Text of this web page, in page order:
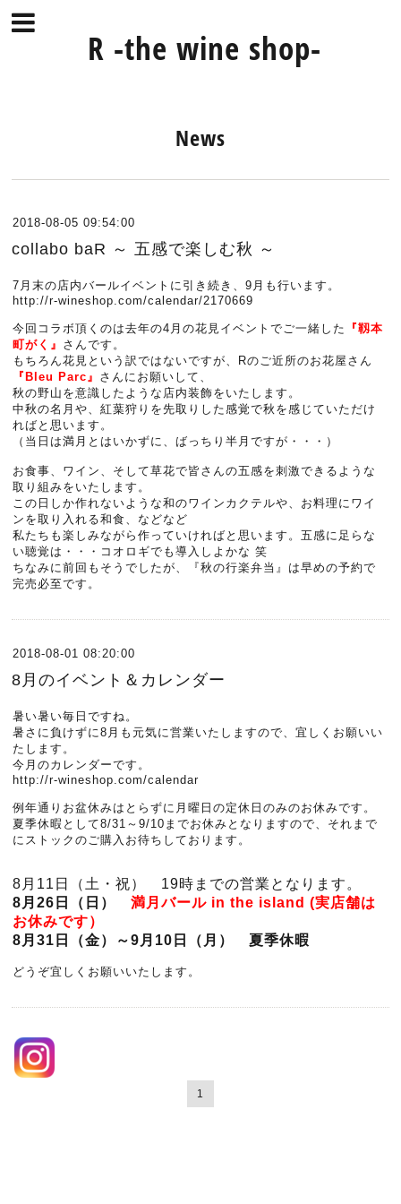
R -the wine shop-
News
2018-08-05 09:54:00
collabo baR ～ 五感で楽しむ秋 ～
7月末の店内バールイベントに引き続き、9月も行います。
http://r-wineshop.com/calendar/2170669
今回コラボ頂くのは去年の4月の花見イベントでご一緒した
『靱本
町がく』 さんです。
もちろん花見という訳ではないですが、Rのご近所のお花屋さん
『Bleu Parc』 さんにお願いして、
秋の野山を意識したような店内装飾をいたします。
中秋の名月や、紅葉狩りを先取りした感覚で秋を感じていただけ
ればと思います。
（当日は満月とはいかずに、ばっちり半月ですが・・・）
お食事、ワイン、そして草花で皆さんの五感を刺激できるような
取り組みをいたします。
この日しか作れないような和のワインカクテルや、お料理にワイ
ンを取り入れる和食、などなど
私たちも楽しみながら作っていければと思います。五感に足らな
い聴覚は・・・コオロギでも導入しよかな 笑
ちなみに前回もそうでしたが、『秋の行楽弁当』は早めの予約で
完売必至です。
2018-08-01 08:20:00
8月のイベント＆カレンダー
暑い暑い毎日ですね。
暑さに負けずに8月も元気に営業いたしますので、宜しくお願いい
たします。
今月のカレンダーです。
http://r-wineshop.com/calendar
例年通りお盆休みはとらずに月曜日の定休日のみのお休みです。
夏季休暇として8/31～9/10までお休みとなりますので、それまで
にストックのご購入お待ちしております。
8月11日（土・祝） 19時までの営業となります。
8月26日（日）
満月バール in the island(実店舗は
お休みです）
8月31日（金）～9月10日（月） 夏季休暇
どうぞ宜しくお願いいたします。
1